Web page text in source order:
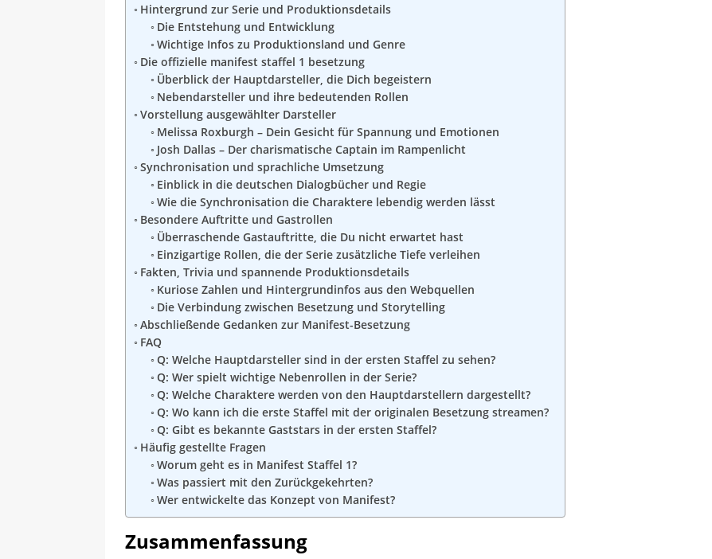
Hintergrund zur Serie und Produktionsdetails
Die Entstehung und Entwicklung
Wichtige Infos zu Produktionsland und Genre
Die offizielle manifest staffel 1 besetzung
Überblick der Hauptdarsteller, die Dich begeistern
Nebendarsteller und ihre bedeutenden Rollen
Vorstellung ausgewählter Darsteller
Melissa Roxburgh – Dein Gesicht für Spannung und Emotionen
Josh Dallas – Der charismatische Captain im Rampenlicht
Synchronisation und sprachliche Umsetzung
Einblick in die deutschen Dialogbücher und Regie
Wie die Synchronisation die Charaktere lebendig werden lässt
Besondere Auftritte und Gastrollen
Überraschende Gastauftritte, die Du nicht erwartet hast
Einzigartige Rollen, die der Serie zusätzliche Tiefe verleihen
Fakten, Trivia und spannende Produktionsdetails
Kuriose Zahlen und Hintergrundinfos aus den Webquellen
Die Verbindung zwischen Besetzung und Storytelling
Abschließende Gedanken zur Manifest-Besetzung
FAQ
Q: Welche Hauptdarsteller sind in der ersten Staffel zu sehen?
Q: Wer spielt wichtige Nebenrollen in der Serie?
Q: Welche Charaktere werden von den Hauptdarstellern dargestellt?
Q: Wo kann ich die erste Staffel mit der originalen Besetzung streamen?
Q: Gibt es bekannte Gaststars in der ersten Staffel?
Häufig gestellte Fragen
Worum geht es in Manifest Staffel 1?
Was passiert mit den Zurückgekehrten?
Wer entwickelte das Konzept von Manifest?
Zusammenfassung